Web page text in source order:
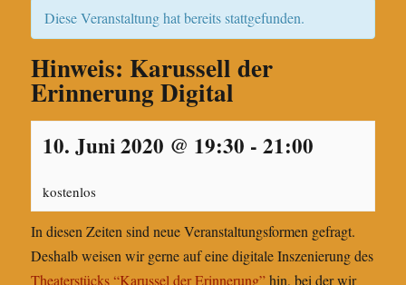
Diese Veranstaltung hat bereits stattgefunden.
Hinweis: Karussell der
Erinnerung Digital
10. Juni 2020 @ 19:30 -21:00
kostenlos
In diesen Zeiten sind neue Veranstaltungsformen gefragt.
Deshalb weisen wir gerne auf eine digitale Inszenierung des
Theaterstücks “Karussel der Erinnerung”hin, bei der wir